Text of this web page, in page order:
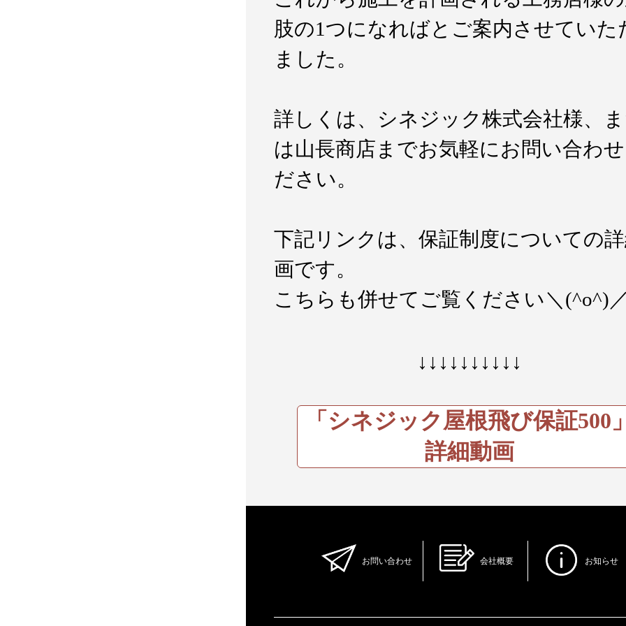
肢の1つになればとご案内させていた
ました。
詳しくは、シネジック株式会社様、
は山長商店までお気軽にお問い合わ
ださい。
下記リンクは、保証制度についての
画です。
こちらも併せてご覧ください＼(^o^)
↓↓↓↓↓↓↓↓↓↓
「シネジック屋根飛び保証500
詳細動画
お問い合わせ 会社概要 お知らせ